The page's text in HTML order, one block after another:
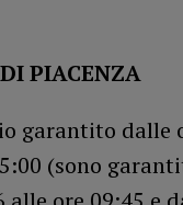
PIACENZA
garantito dalle
(sono